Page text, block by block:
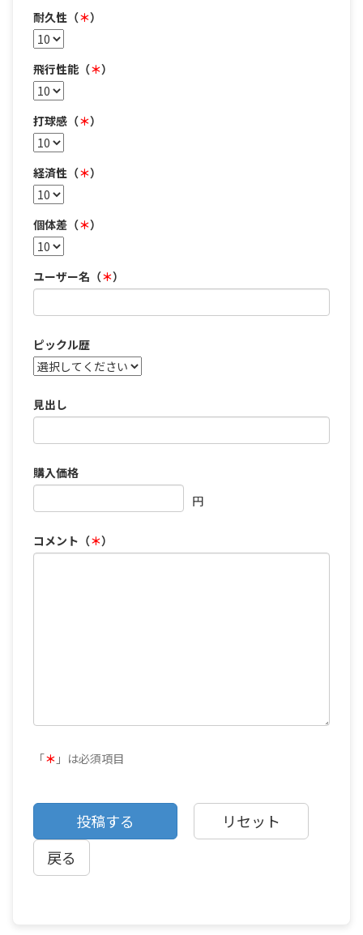
耐久性（＊）
飛行性能（＊）
打球感（＊）
経済性（＊）
個体差（＊）
ユーザー名（＊）
ピックル歴
見出し
購入価格
円
コメント（＊）
「＊ 」は必須項目
戻る